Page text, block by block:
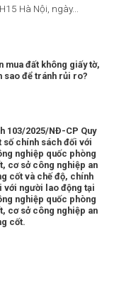
Hà Nội, ngày...
mua đất không giấy tờ,
sao để tránh rủi ro?
103/2025/NĐ-CP Quy
số chính sách đối với
nghiệp quốc phòng
cơ sở công nghiệp an
cốt và chế độ, chính
với người lao động tại
nghiệp quốc phòng
cơ sở công nghiệp an
cốt.